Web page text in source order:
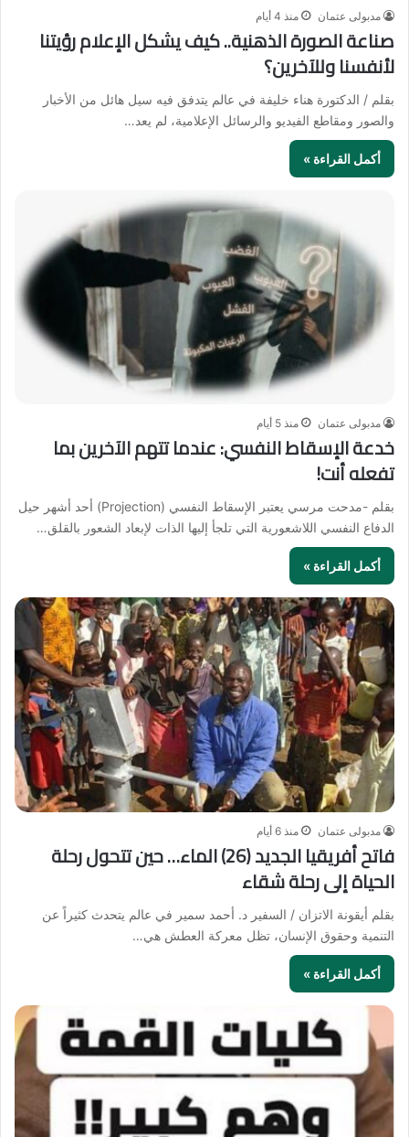
مدبولى عتمان منذ 4 أيام
صناعة الصورة الذهنية.. كيف يشكل الإعلام رؤيتنا
لأنفسنا وللآخرين؟
بقلم / الدكتورة هناء خليفة في عالم يتدفق فيه سيل هائل من الأخبار
والصور ومقاطع الفيديو والرسائل الإعلامية، لم يعد…
أكمل القراءة »
مدبولى عتمان منذ 5 أيام
خدعة الإسقاط النفسي: عندما تتهم الآخرين بما
تفعله أنت!
بقلم -مدحت مرسي يعتبر الإسقاط النفسي (Projection) أحد أشهر حيل
الدفاع النفسي اللاشعورية التي تلجأ إليها الذات لإبعاد الشعور بالقلق…
أكمل القراءة »
مدبولى عتمان منذ 6 أيام
فاتح أفريقيا الجديد (26) الماء… حين تتحول رحلة
الحياة إلى رحلة شقاء
بقلم أيقونة الاتزان / السفير د. أحمد سمير في عالم يتحدث كثيراً عن
التنمية وحقوق الإنسان، تظل معركة العطش هي…
أكمل القراءة »